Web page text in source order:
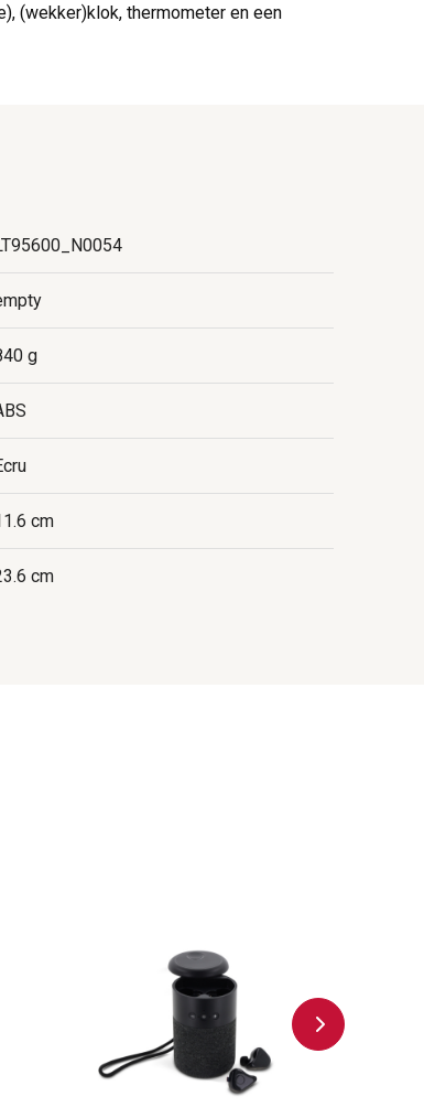
(wekker)klok, thermometer en een
g
cm
cm